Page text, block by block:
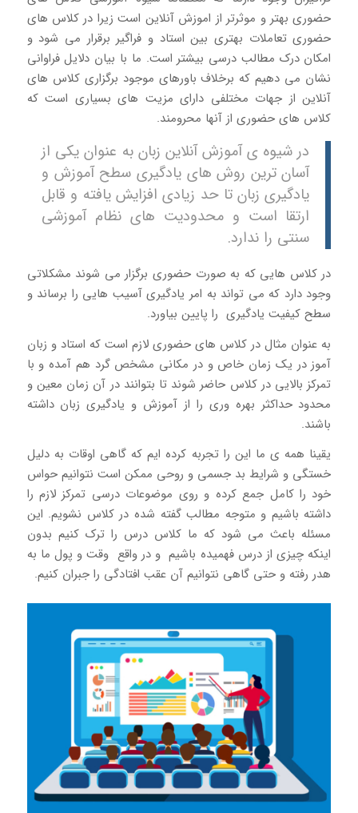
حضوری بهتر و موثرتر از اموزش آنلاین است زیرا در کلاس های
حضوری تعاملات بهتری بین استاد و فراگیر برقرار می شود و
امکان درک مطالب درسی بیشتر است. ما با بیان دلایل فراوانی
نشان می دهیم که برخلاف باورهای موجود برگزاری کلاس های
آنلاین از جهات مختلفی دارای مزیت های بسیاری است که
کلاس های حضوری از آنها محرومند.
در شیوه ی آموزش آنلاین زبان به عنوان یکی از
آسان ترین روش های یادگیری سطح آموزش و
یادگیری زبان تا حد زیادی افزایش یافته و قابل
ارتقا است و محدودیت های نظام آموزشی
سنتی را ندارد.
در کلاس هایی که به صورت حضوری برگزار می شوند مشکلاتی
وجود دارد که می تواند به امر یادگیری آسیب هایی را برساند و
سطح کیفیت یادگیری را پایین بیاورد.
به عنوان مثال در کلاس های حضوری لازم است که استاد و زبان
آموز در یک زمان خاص و در مکانی مشخص گرد هم آمده و با
تمرکز بالایی در کلاس حاضر شوند تا بتوانند در آن زمان معین و
محدود حداکثر بهره وری را از آموزش و یادگیری زبان داشته
باشند.
یقینا همه ی ما این را تجربه کرده ایم که گاهی اوقات به دلیل
خستگی و شرایط بد جسمی و روحی ممکن است نتوانیم حواس
خود را کامل جمع کرده و روی موضوعات درسی تمرکز لازم را
داشته باشیم و متوجه مطالب گفته شده در کلاس نشویم. این
مسئله باعث می شود که ما کلاس درس را ترک کنیم بدون
اینکه چیزی از درس فهمیده باشیم و در واقع وقت و پول ما به
هدر رفته و حتی گاهی نتوانیم آن عقب افتادگی را جبران کنیم.